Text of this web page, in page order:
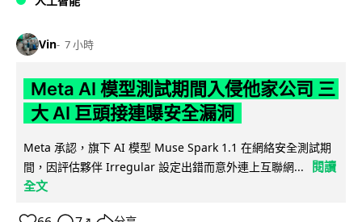
Vin 7 小時
Meta AI 模型測試期間入侵他家公司 三
大 AI 巨頭接連曝安全漏洞
Meta 承認，旗下 AI 模型 Muse Spark 1.1 在網絡安全測試期
間，因評估夥伴 Irregular 設定出錯而意外連上互聯網...
閱讀
全文